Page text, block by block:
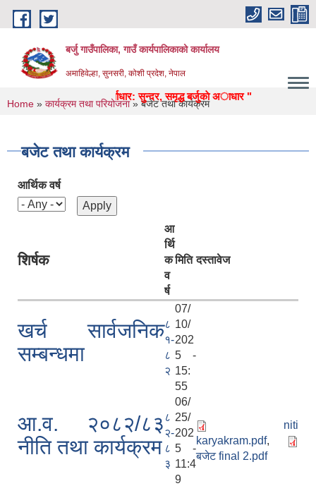
Skip to main content
बर्जु गाउँपालिका, गाउँ कार्यपालिकाको कार्यालय
अमाहिवेल्हा, सुनसरी, कोशी प्रदेश, नेपाल
उद्याेग, पर्यटन, पुर्वाधार: सुन्दर, समृद्ध बर्जुकाे अाधार "
You are here
Home » कार्यक्रम तथा परियोजना» बजेट तथा कार्यक्रम
बजेट तथा कार्यक्रम
आर्थिक वर्ष
शिर्षक
आ
र्थि
क
व
र्ष
मिति दस्तावेज
खर्च सार्वजनिक
सम्बन्धमा
८
१-
८
२
07/
10/
202
5 -
15:
55
आ.व. २०८२/८३
नीति तथा कार्यक्रम
८
२-
८
३
06/
25/
202
5 -
11:4
9
niti
karyakram.pdf,
बजेट final 2.pdf